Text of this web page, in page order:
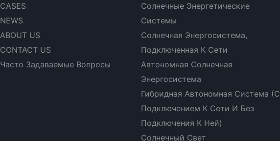
CASES
NEWS
ABOUT US
CONTACT US
Часто Задаваемые Вопросы
Солнечные Энергетические
Системы
Солнечная Энергосистема,
Подключенная К Сети
Автономная Солнечная
Энергосистема
Гибридная Автономная Система (с
Подключением К Сети И Без
Подключения К Ней)
Солнечный Свет